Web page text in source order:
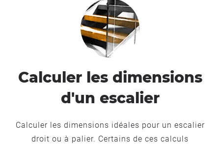
Calculer les dimensions
d'un escalier
Calculer les dimensions idéales pour un escalier
droit ou à palier. Certains de ces calculs